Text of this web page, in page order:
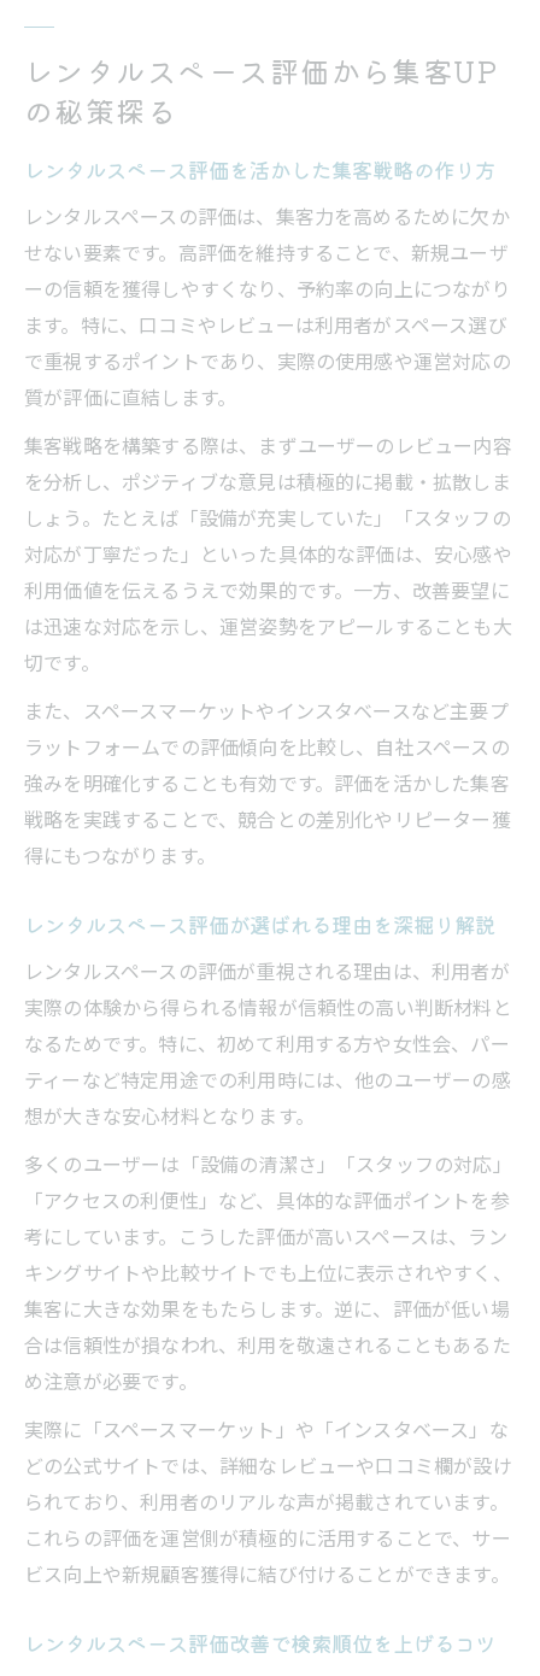
レンタルスペース評価から集客UP
の秘策探る
レンタルスペース評価を活かした集客戦略の作り方
レンタルスペースの評価は、集客力を高めるために欠か
せない要素です。高評価を維持することで、新規ユーザ
ーの信頼を獲得しやすくなり、予約率の向上につながり
ます。特に、口コミやレビューは利用者がスペース選び
で重視するポイントであり、実際の使用感や運営対応の
質が評価に直結します。
集客戦略を構築する際は、まずユーザーのレビュー内容
を分析し、ポジティブな意見は積極的に掲載・拡散しま
しょう。たとえば「設備が充実していた」「スタッフの
対応が丁寧だった」といった具体的な評価は、安心感や
利用価値を伝えるうえで効果的です。一方、改善要望に
は迅速な対応を示し、運営姿勢をアピールすることも大
切です。
また、スペースマーケットやインスタベースなど主要プ
ラットフォームでの評価傾向を比較し、自社スペースの
強みを明確化することも有効です。評価を活かした集客
戦略を実践することで、競合との差別化やリピーター獲
得にもつながります。
レンタルスペース評価が選ばれる理由を深掘り解説
レンタルスペースの評価が重視される理由は、利用者が
実際の体験から得られる情報が信頼性の高い判断材料と
なるためです。特に、初めて利用する方や女性会、パー
ティーなど特定用途での利用時には、他のユーザーの感
想が大きな安心材料となります。
多くのユーザーは「設備の清潔さ」「スタッフの対応」
「アクセスの利便性」など、具体的な評価ポイントを参
考にしています。こうした評価が高いスペースは、ラン
キングサイトや比較サイトでも上位に表示されやすく、
集客に大きな効果をもたらします。逆に、評価が低い場
合は信頼性が損なわれ、利用を敬遠されることもあるた
め注意が必要です。
実際に「スペースマーケット」や「インスタベース」な
どの公式サイトでは、詳細なレビューや口コミ欄が設け
られており、利用者のリアルな声が掲載されています。
これらの評価を運営側が積極的に活用することで、サー
ビス向上や新規顧客獲得に結び付けることができます。
レンタルスペース評価改善で検索順位を上げるコツ